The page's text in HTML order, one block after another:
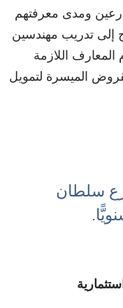
ومدى معرفتهم
إلى تدريب مهندسين
اللازمة
الميسرة لتمويل
سلطان